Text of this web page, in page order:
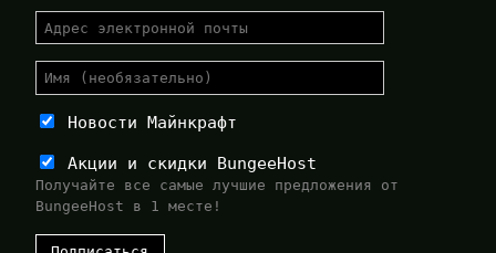
Новости Майнкрафт
Акции и скидки BungeeHost
Получайте все самые лучшие предложения от
BungeeHost в 1 месте!